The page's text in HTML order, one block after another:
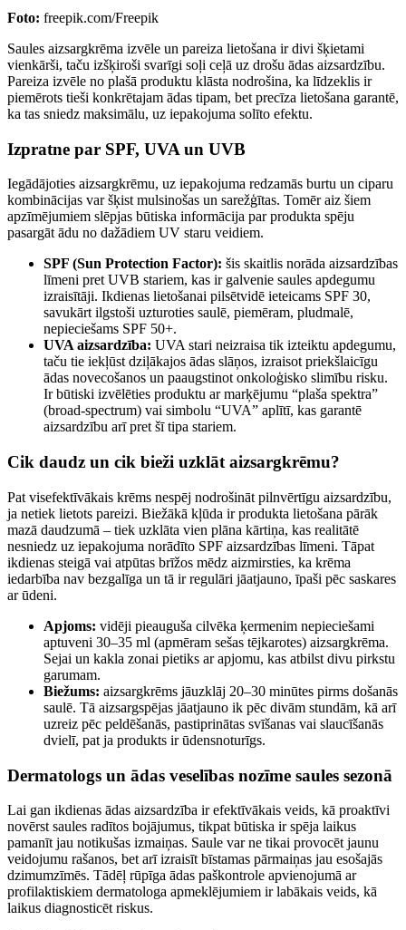
Foto: freepik.com/Freepik
Saules aizsargkrēma izvēle un pareiza lietošana ir divi šķietami
vienkārši, taču izšķiroši svarīgi soļi ceļā uz drošu ādas aizsardzību.
Pareiza izvēle no plašā produktu klāsta nodrošina, ka līdzeklis ir
piemērots tieši konkrētajam ādas tipam, bet precīza lietošana garantē,
ka tas sniedz maksimālu, uz iepakojuma solīto efektu.
Izpratne par SPF, UVA un UVB
Iegādājoties aizsargkrēmu, uz iepakojuma redzamās burtu un ciparu
kombinācijas var šķist mulsinošas un sarežģītas. Tomēr aiz šiem
apzīmējumiem slēpjas būtiska informācija par produkta spēju
pasargāt ādu no dažādiem UV staru veidiem.
SPF (Sun Protection Factor): šis skaitlis norāda aizsardzības
līmeni pret UVB stariem, kas ir galvenie saules apdegumu
izraisītāji. Ikdienas lietošanai pilsētvidē ieteicams SPF 30,
savukārt ilgstoši uzturoties saulē, piemēram, pludmalē,
nepieciešams SPF 50+.
UVA aizsardzība: UVA stari neizraisa tik izteiktu apdegumu,
taču tie iekļūst dziļākajos ādas slāņos, izraisot priekšlaicīgu
ādas novecošanos un paaugstinot onkoloģisko slimību risku.
Ir būtiski izvēlēties produktu ar marķējumu “plaša spektra”
(broad-spectrum) vai simbolu “UVA” aplītī, kas garantē
aizsardzību arī pret šī tipa stariem.
Cik daudz un cik bieži uzklāt aizsargkrēmu?
Pat visefektīvākais krēms nespēj nodrošināt pilnvērtīgu aizsardzību,
ja netiek lietots pareizi. Biežākā kļūda ir produkta lietošana pārāk
mazā daudzumā – tiek uzklāta vien plāna kārtiņa, kas realitātē
nesniedz uz iepakojuma norādīto SPF aizsardzības līmeni. Tāpat
ikdienas steigā vai atpūtas brīžos mēdz aizmirsties, ka krēma
iedarbība nav bezgalīga un tā ir regulāri jāatjauno, īpaši pēc saskares
ar ūdeni.
Apjoms: vidēji pieauguša cilvēka ķermenim nepieciešami
aptuveni 30–35 ml (apmēram sešas tējkarotes) aizsargkrēma.
Sejai un kakla zonai pietiks ar apjomu, kas atbilst divu pirkstu
garumam.
Biežums: aizsargkrēms jāuzklāj 20–30 minūtes pirms došanās
saulē. Tā aizsargspējas jāatjauno ik pēc divām stundām, kā arī
uzreiz pēc peldēšanās, pastiprinātas svīšanas vai slaucīšanās
dvielī, pat ja produkts ir ūdensnoturīgs.
Dermatologs un ādas veselības nozīme saules sezonā
Lai gan ikdienas ādas aizsardzība ir efektīvākais veids, kā proaktīvi
novērst saules radītos bojājumus, tikpat būtiska ir spēja laikus
pamanīt jau notikušas izmaiņas. Saule var ne tikai provocēt jaunu
veidojumu rašanos, bet arī izraisīt bīstamas pārmaiņas jau esošajās
dzimumzīmēs. Tādēļ rūpīga ādas paškontrole apvienojumā ar
profilaktiskiem dermatologa apmeklējumiem ir labākais veids, kā
laikus diagnosticēt riskus.